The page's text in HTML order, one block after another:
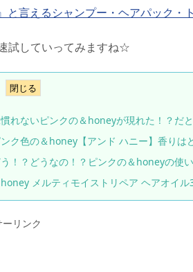
と言えるシャンプー・ヘアパック・
試していってみますね☆
慣れないピンクの＆honeyが現れた！？だ
ク色の＆honey【アンド ハニー】香りは
！？どうなの！？ピンクの＆honeyの使
honey メルティモイストリペア ヘアオイル
リンク